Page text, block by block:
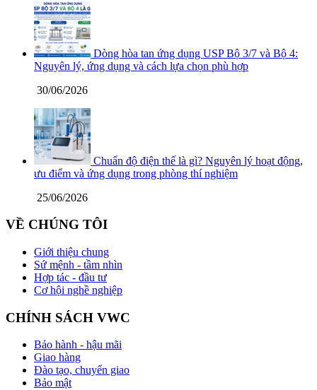
Dòng hòa tan ứng dụng USP Bộ 3/7 và Bộ 4:
Nguyên lý, ứng dụng và cách lựa chọn phù hợp
30/06/2026
Chuẩn độ điện thế là gì? Nguyên lý hoạt động,
ưu điểm và ứng dụng trong phòng thí nghiệm
25/06/2026
VỀ CHÚNG TÔI
Giới thiệu chung
Sứ mệnh - tầm nhìn
Hợp tác - đầu tư
Cơ hội nghề nghiệp
CHÍNH SÁCH VWC
Bảo hành - hậu mãi
Giao hàng
Đào tạo, chuyển giao
Bảo mật